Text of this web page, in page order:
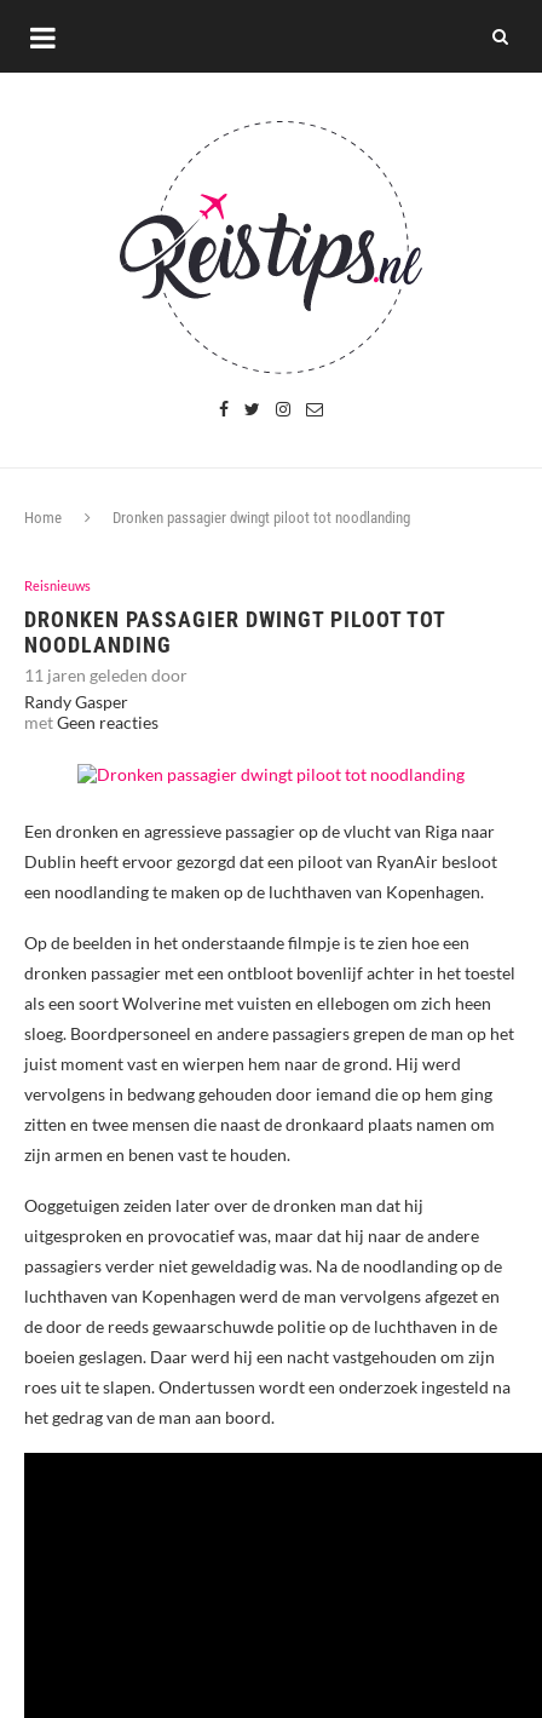
Home Dronken passagier dwingt piloot tot noodlanding
Reisnieuws
DRONKEN PASSAGIER DWINGT PILOOT TOT
NOODLANDING
11 jaren geleden door
Randy Gasper
metGeen reacties
Een dronken en agressieve passagier op de vlucht van Riga naar
Dublin heeft ervoor gezorgd dat een piloot van RyanAir besloot
een noodlanding te maken op de luchthaven van Kopenhagen.
Op de beelden in het onderstaande filmpje is te zien hoe een
dronken passagier met een ontbloot bovenlijf achter in het toestel
als een soort Wolverine met vuisten en ellebogen om zich heen
sloeg. Boordpersoneel en andere passagiers grepen de man op het
juist moment vast en wierpen hem naar de grond. Hij werd
vervolgens in bedwang gehouden door iemand die op hem ging
zitten en twee mensen die naast de dronkaard plaats namen om
zijn armen en benen vast te houden.
Ooggetuigen zeiden later over de dronken man dat hij
uitgesproken en provocatief was, maar dat hij naar de andere
passagiers verder niet geweldadig was. Na de noodlanding op de
luchthaven van Kopenhagen werd de man vervolgens afgezet en
de door de reeds gewaarschuwde politie op de luchthaven in de
boeien geslagen. Daar werd hij een nacht vastgehouden om zijn
roes uit te slapen. Ondertussen wordt een onderzoek ingesteld na
het gedrag van de man aan boord.